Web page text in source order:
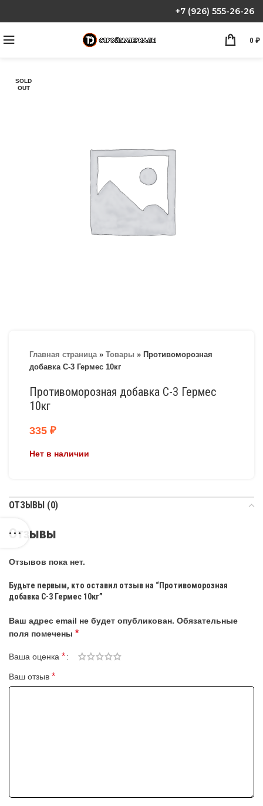
+7 (926) 555-26-26
0 ₽
SOLD
OUT
Главная страница» Товары » Противоморозная
добавка С-3 Гермес 10кг
Противоморозная добавка С-3 Гермес
10кг
335 ₽
Нет в наличии
ОТЗЫВЫ (0)
Отзывы
Отзывов пока нет.
Будьте первым, кто оставил отзыв на “Противоморозная
добавка С-3 Гермес 10кг”
Ваш адрес email не будет опубликован. Обязательные
поля помечены *
Ваша оценка *
Ваш отзыв *